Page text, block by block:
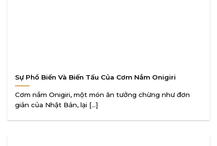
Sự Phổ Biến Và Biến Tấu Của Cơm Nắm Onigiri
Cơm nắm Onigiri, một món ăn tưởng chừng như đơn
giản của Nhật Bản, lại [...]